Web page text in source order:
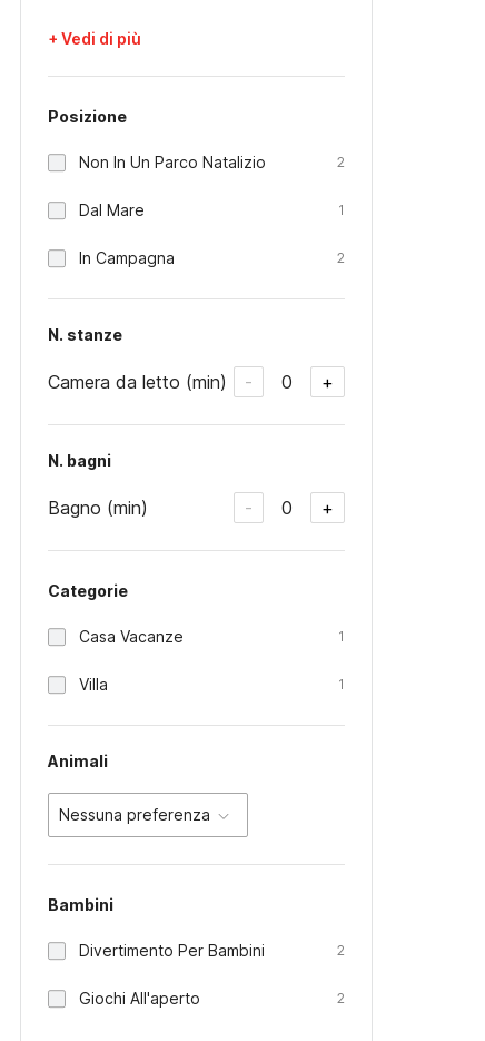
+ Vedi di più
Posizione
Non In Un Parco Natalizio 2
Dal Mare 1
In Campagna 2
N. stanze
Camera da letto (min) - 0 +
N. bagni
Bagno (min) - 0 +
Categorie
Casa Vacanze 1
Villa 1
Animali
Nessuna preferenza
Bambini
Divertimento Per Bambini 2
Giochi All'aperto 2